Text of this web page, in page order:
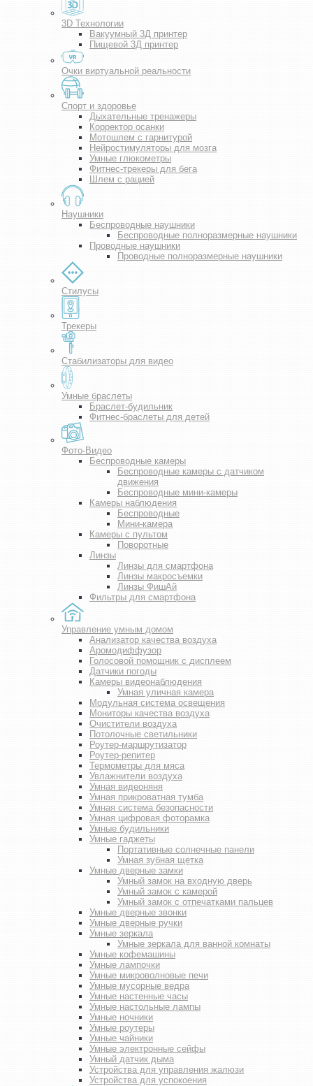
3D Технологии
Вакуумный 3Д принтер
Пищевой 3Д принтер
Очки виртуальной реальности
Спорт и здоровье
Дыхательные тренажеры
Корректор осанки
Мотошлем с гарнитурой
Нейростимуляторы для мозга
Умные глюкометры
Фитнес-трекеры для бега
Шлем с рацией
Наушники
Беспроводные наушники
Беспроводные полноразмерные наушники
Проводные наушники
Проводные полноразмерные наушники
Стилусы
Трекеры
Стабилизаторы для видео
Умные браслеты
Браслет-будильник
Фитнес-браслеты для детей
Фото-Видео
Беспроводные камеры
Беспроводные камеры с датчиком
движения
Беспроводные мини-камеры
Камеры наблюдения
Беспроводные
Мини-камера
Камеры с пультом
Поворотные
Линзы
Линзы для смартфона
Линзы макросъемки
Линзы ФишАй
Фильтры для смартфона
Управление умным домом
Анализатор качества воздуха
Аромодиффузор
Голосовой помощник с дисплеем
Датчики погоды
Камеры видеонаблюдения
Умная уличная камера
Модульная система освещения
Мониторы качества воздуха
Очистители воздуха
Потолочные светильники
Роутер-маршрутизатор
Роутер-репитер
Термометры для мяса
Увлажнители воздуха
Умная видеоняня
Умная прикроватная тумба
Умная система безопасности
Умная цифровая фоторамка
Умные будильники
Умные гаджеты
Портативные солнечные панели
Умная зубная щетка
Умные дверные замки
Умный замок на входную дверь
Умный замок с камерой
Умный замок с отпечатками пальцев
Умные дверные звонки
Умные дверные ручки
Умные зеркала
Умные зеркала для ванной комнаты
Умные кофемашины
Умные лампочки
Умные микроволновые печи
Умные мусорные ведра
Умные настенные часы
Умные настольные лампы
Умные ночники
Умные роутеры
Умные чайники
Умные электронные сейфы
Умный датчик дыма
Устройства для управления жалюзи
Устройства для успокоения